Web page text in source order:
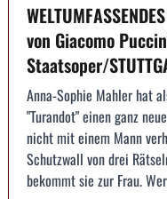
von Giacomo
Staatsoper/
Anna-Sophie Mahler hat
"Turandot" einen ganz
nicht mit einem Mann
Schutzwall von drei
bekommt sie zur Frau.